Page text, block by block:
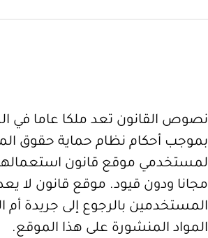
نصوص القانون تعد ملكا عاما في
بموجب أحكام نظام حماية حقوق
لمستخدمي موقع قانون
مجانا ودون قيود. موقع قانون لا
المستخدمين بالرجوع إلى جريدة
المواد المنشورة على هذا الموقع.